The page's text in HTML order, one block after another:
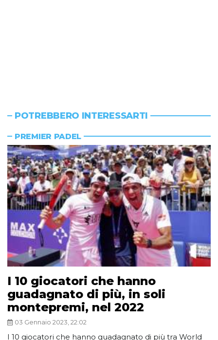
POTREBBERO INTERESSARTI
PREMIER PADEL
I 10 giocatori che hanno
guadagnato di più, in soli
montepremi, nel 2022
03 Gennaio 2023, 22:02
I 10 giocatori che hanno guadagnato di più tra World